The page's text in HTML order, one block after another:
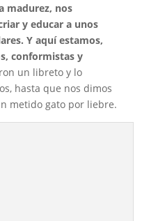
madurez, nos
y educar a unos
Y aquí estamos,
conformistas y
un libreto y lo
hasta que nos dimos
metido gato por liebre.